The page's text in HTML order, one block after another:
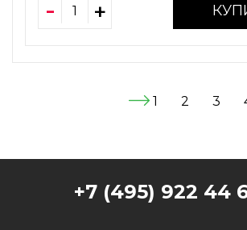
1 2 3
+7 (495) 922 44